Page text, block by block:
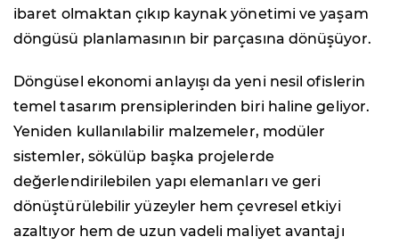
ibaret olmaktan çıkıp kaynak yönetimi ve yaşam
döngüsü planlamasının bir parçasına dönüşüyor.
Döngüsel ekonomi anlayışı da yeni nesil ofislerin
temel tasarım prensiplerinden biri haline geliyor.
Yeniden kullanılabilir malzemeler, modüler
sistemler, sökülüp başka projelerde
değerlendirilebilen yapı elemanları ve geri
dönüştürülebilir yüzeyler hem çevresel etkiyi
azaltıyor hem de uzun vadeli maliyet avantajı